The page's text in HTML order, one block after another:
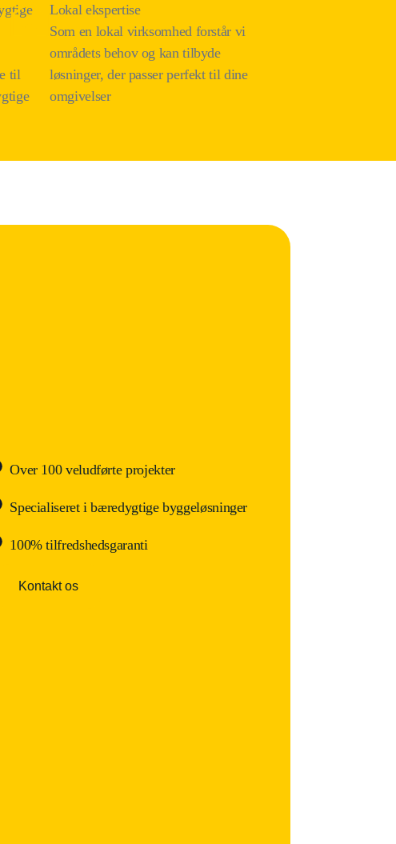
til
Lokal ekspertise
Som en lokal virksomhed forstår vi
områdets behov og kan tilbyde
løsninger, der passer perfekt til dine
omgivelser
Over 100 veludførte projekter
Specialiseret i bæredygtige byggeløsninger
100% tilfredshedsgaranti
Kontakt os